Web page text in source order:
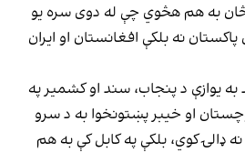
به هم هڅوي چې له دوى سره يو
نه بلكې افغانستان او ايران
يوازې د پنجاب، سند او كشمير په
او خيبر پښتونخوا به د سرو
ډالۍ كوي، بلكې په كابل كې به هم